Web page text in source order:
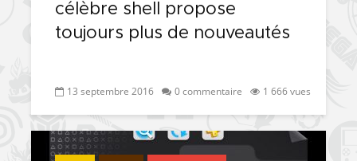
célèbre shell propose
toujours plus de nouveautés
13 septembre 2016 0 commentaire 1 666 vues